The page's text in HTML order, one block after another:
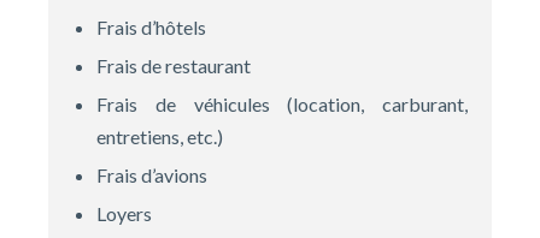
Frais d’hôtels
Frais de restaurant
Frais de véhicules (location, carburant,
entretiens, etc.)
Frais d’avions
Loyers